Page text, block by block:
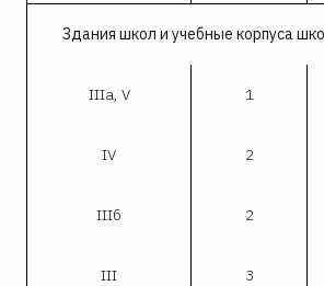
Здания школ и учебные корпуса
IIIa, V 1
IV 2
IIIб 2
III 3